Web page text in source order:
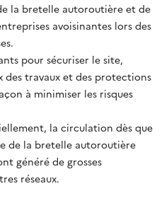
la bretelle autoroutière et de
avoisinantes lors des
pour sécuriser le site,
travaux et des protections
à minimiser les risques
la circulation dès que
de la bretelle autoroutière
généré de grosses
réseaux.